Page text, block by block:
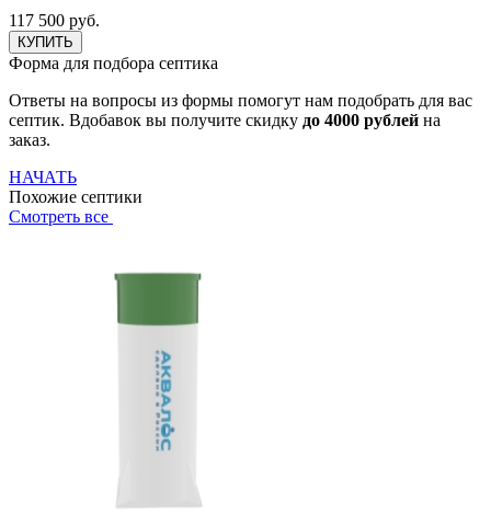
117 500 руб.
КУПИТЬ
Форма для подбора септика
Ответы на вопросы из формы помогут нам подобрать для вас
септик. Вдобавок вы получите скидку до 4000 рублей на
заказ.
НАЧАТЬ
Похожие септики
Смотреть все